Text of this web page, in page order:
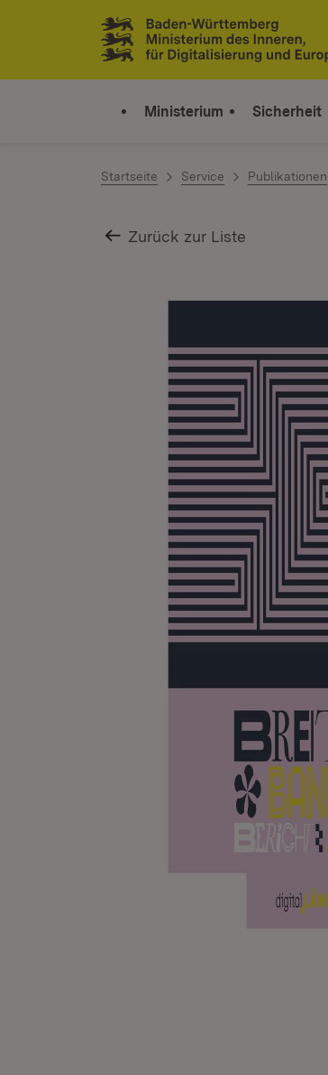
Zum Inhalt springen
Link zur Startseite
Ministerium Sicherheit
Startseite Service Publikationen
Zurück zur Liste